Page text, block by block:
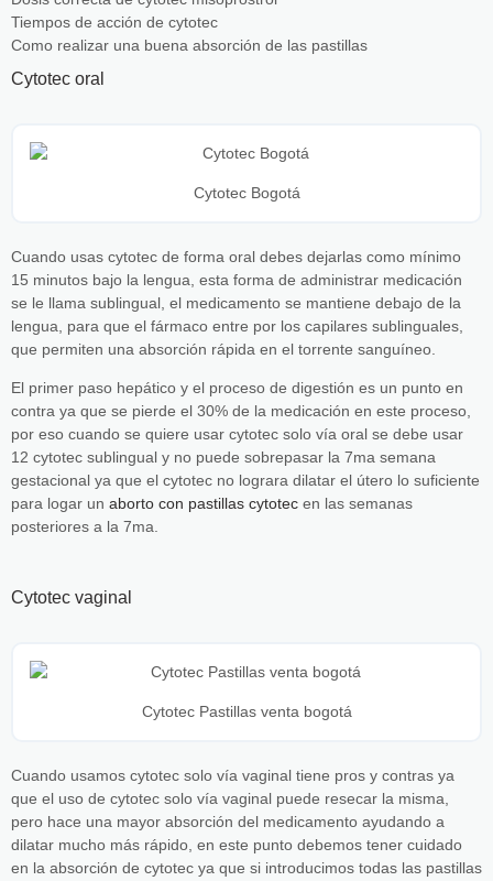
Tiempos de acción de cytotec
Como realizar una buena absorción de las pastillas
Cytotec oral
Cytotec Bogotá
Cuando usas cytotec de forma oral debes dejarlas como mínimo
15 minutos bajo la lengua, esta forma de administrar medicación
se le llama sublingual, el medicamento se mantiene debajo de la
lengua, para que el fármaco entre por los capilares sublinguales,
que permiten una absorción rápida en el torrente sanguíneo.
El primer paso hepático y el proceso de digestión es un punto en
contra ya que se pierde el 30% de la medicación en este proceso,
por eso cuando se quiere usar cytotec solo vía oral se debe usar
12 cytotec sublingual y no puede sobrepasar la 7ma semana
gestacional ya que el cytotec no lograra dilatar el útero lo suficiente
para logar un aborto con pastillas cytotec en las semanas
posteriores a la 7ma.
Cytotec vaginal
Cytotec Pastillas venta bogotá
Cuando usamos cytotec solo vía vaginal tiene pros y contras ya
que el uso de cytotec solo vía vaginal puede resecar la misma,
pero hace una mayor absorción del medicamento ayudando a
dilatar mucho más rápido, en este punto debemos tener cuidado
en la absorción de cytotec ya que si introducimos todas las pastillas